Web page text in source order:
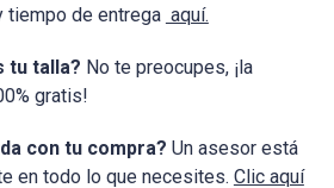
tiempo de entrega aquí.
tu talla? No te preocupes, ¡la
gratis!
con tu compra? Un asesor está
en todo lo que necesites. Clic aquí